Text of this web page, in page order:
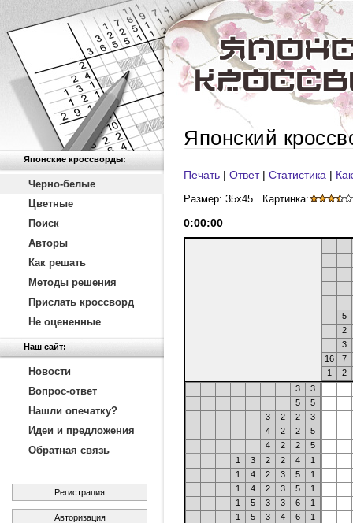
Японские кроссворды:
Черно-белые
Цветные
Поиск
Авторы
Как решать
Методы решения
Прислать кроссворд
Не оцененные
Наш сайт:
Новости
Вопрос-ответ
Нашли опечатку?
Идеи и предложения
Обратная связь
Регистрация
Авторизация
Японский
Печать | Ответ| Статистика |
Размер: 35x45 Картинка:
0:00:00
5
2
3
16
7
1
2
3
3
5
5
3
2 2
3
4
2 2
5
4
2 2
5
1
3 2 2 4
1
1
4 2 3 5
1
1
4 2 3 5
1
1
5 3 3 6
1
1
5 3 4 6
1